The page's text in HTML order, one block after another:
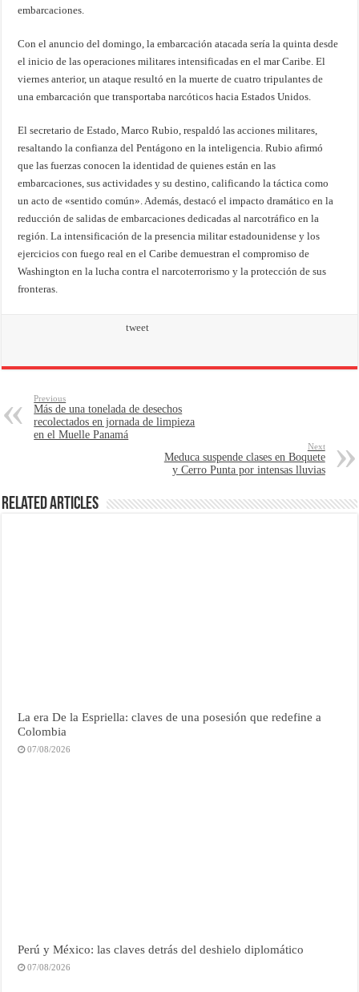
embarcaciones.
Con el anuncio del domingo, la embarcación atacada sería la quinta desde
el inicio de las operaciones militares intensificadas en el mar Caribe. El
viernes anterior, un ataque resultó en la muerte de cuatro tripulantes de
una embarcación que transportaba narcóticos hacia Estados Unidos.
El secretario de Estado, Marco Rubio, respaldó las acciones militares,
resaltando la confianza del Pentágono en la inteligencia. Rubio afirmó
que las fuerzas conocen la identidad de quienes están en las
embarcaciones, sus actividades y su destino, calificando la táctica como
un acto de «sentido común». Además, destacó el impacto dramático en la
reducción de salidas de embarcaciones dedicadas al narcotráfico en la
región. La intensificación de la presencia militar estadounidense y los
ejercicios con fuego real en el Caribe demuestran el compromiso de
Washington en la lucha contra el narcoterrorismo y la protección de sus
fronteras.
tweet
Previous
Más de una tonelada de desechos
recolectados en jornada de limpieza
en el Muelle Panamá
Next
Meduca suspende clases en Boquete
y Cerro Punta por intensas lluvias
Related Articles
La era De la Espriella: claves de una posesión que redefine a
Colombia
07/08/2026
Perú y México: las claves detrás del deshielo diplomático
07/08/2026